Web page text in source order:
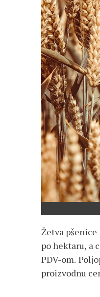
Žetva pšenice
po hektaru, a
PDV-om.
proizvodnu